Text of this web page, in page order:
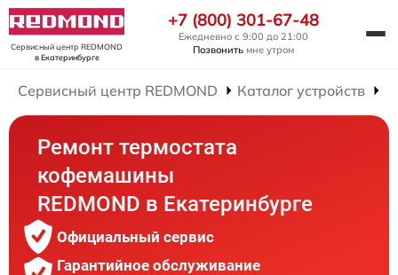
Сервисный центр REDMOND
в Екатеринбурге
+7 (800) 301-67-48
Ежедневно с 9:00 до 21:00
Позвонить мне утром
Сервисный центр REDMOND Каталог устройств
Ремонт термостата
кофемашины
REDMOND в Екатеринбурге
Официальный сервис
Гарантийное обслуживание